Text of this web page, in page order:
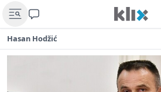
Hasan Hodžić